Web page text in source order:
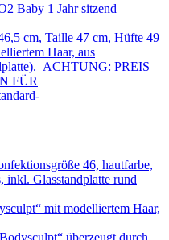
Baby 1 Jahr sitzend
cm, Taille 47 cm, Hüfte 49
Haar, aus
ACHTUNG: PREIS
FÜR
mit modelliertem Haar,
überzeugt durch